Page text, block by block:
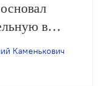
в
Не
Каменькович